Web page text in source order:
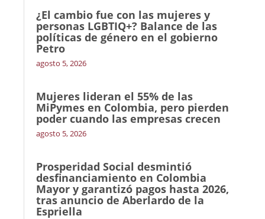
¿El cambio fue con las mujeres y
personas LGBTIQ+? Balance de las
políticas de género en el gobierno
Petro
agosto 5, 2026
Mujeres lideran el 55% de las
MiPymes en Colombia, pero pierden
poder cuando las empresas crecen
agosto 5, 2026
Prosperidad Social desmintió
desfinanciamiento en Colombia
Mayor y garantizó pagos hasta 2026,
tras anuncio de Aberlardo de la
Espriella